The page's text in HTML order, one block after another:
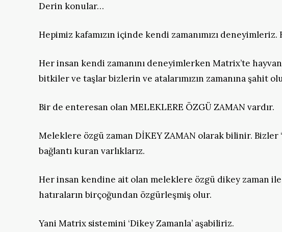
Derin konular…
Hepimiz kafamızın içinde kendi zamanımızı deneyimleriz.
Her insan kendi zamanını deneyimlerken Matrix’te
bitkiler ve taşlar bizlerin ve atalarımızın zamanına şahit
Bir de enteresan olan MELEKLERE ÖZGÜ ZAMAN vardır.
Meleklere özgü zaman DİKEY ZAMAN olarak bilinir. Bizler
bağlantı kuran varlıklarız.
Her insan kendine ait olan meleklere özgü dikey zaman
hatıraların birçoğundan özgürleşmiş olur.
Yani Matrix sistemini ‘Dikey Zamanla’ aşabiliriz.